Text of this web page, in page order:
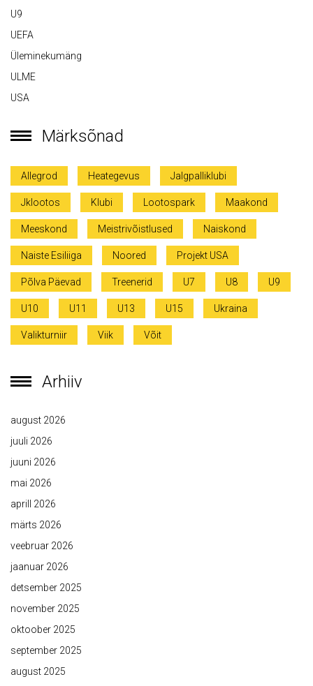
U9
UEFA
Üleminekumäng
ULME
USA
Märksõnad
Allegrod Heategevus Jalgpalliklubi
Jklootos Klubi Lootospark Maakond
Meeskond Meistrivõistlused Naiskond
Naiste Esiliiga Noored Projekt USA
Põlva Päevad Treenerid U7 U8 U9
U10 U11 U13 U15 Ukraina
Valikturniir Viik Võit
Arhiiv
august 2026
juuli 2026
juuni 2026
mai 2026
aprill 2026
märts 2026
veebruar 2026
jaanuar 2026
detsember 2025
november 2025
oktoober 2025
september 2025
august 2025